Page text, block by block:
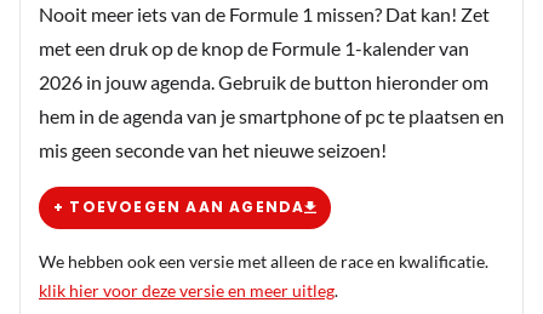
Ik zou meer details moeten weten, maar ik vind het op
zich geen slecht idee. Ik vraag me alleen af of dat niet
vervelend is voor de motorfabrikanten, die misschien
vruchten plukken van de huidige situatie.
BMW_P85_V10
7 juli 18:20
Dat is juist de bedoeling. BV Mercedes profiteerd
enorm van het leveren van motoren aan 3
Nooit meer iets van de Formule 1 missen? Dat kan! Zet
met een druk op de knop de Formule 1-kalender van
2026 in jouw agenda. Gebruik de button hieronder om
hem in de agenda van je smartphone of pc te plaatsen en
mis geen seconde van het nieuwe seizoen!
+ TOEVOEGEN AAN AGENDA
We hebben ook een versie met alleen de race en kwalificatie.
klik hier voor deze versie en meer uitleg.